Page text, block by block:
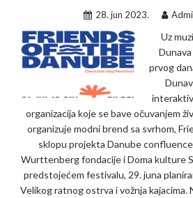
28. jun 2023.
Uz
prvog
organizacija koje se bave očuvanjem
organizuje modni brend sa svrhom,
sklopu projekta Danube
Wurttenberg fondacije i Doma kulture
predstojećem festivalu, 29. juna
Velikog ratnog ostrva i vožnja